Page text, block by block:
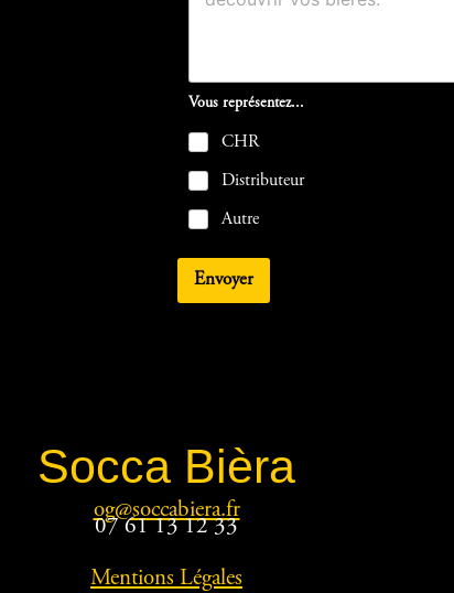
Vous représentez...
CHR
Distributeur
Autre
Envoyer
Socca Bièra
og@soccabiera.fr
07 61 13 12 33
Mentions Légales